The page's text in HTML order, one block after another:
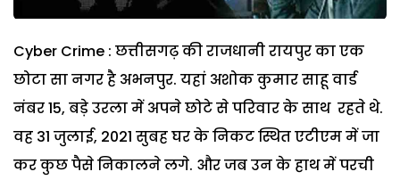
Cyber Crime : छत्तीसगढ़ की राजधानी रायपुर का एक
छोटा सा नगर है अभनपुर. यहां अशोक कुमार साहू वार्ड
नंबर 15, बड़े उरला में अपने छोटे से परिवार के साथ रहते थे.
वह 31 जुलाई, 2021 सुबह घर के निकट स्थित एटीएम में जा
कर कुछ पैसे निकालने लगे. और जब उन के हाथ में परची